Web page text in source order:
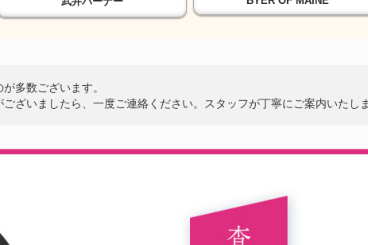
多数ございます。
ございましたら、一度ご連絡ください。スタッフが丁寧にご案内いたし